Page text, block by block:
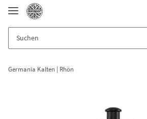
Germania Kalten | Rhön